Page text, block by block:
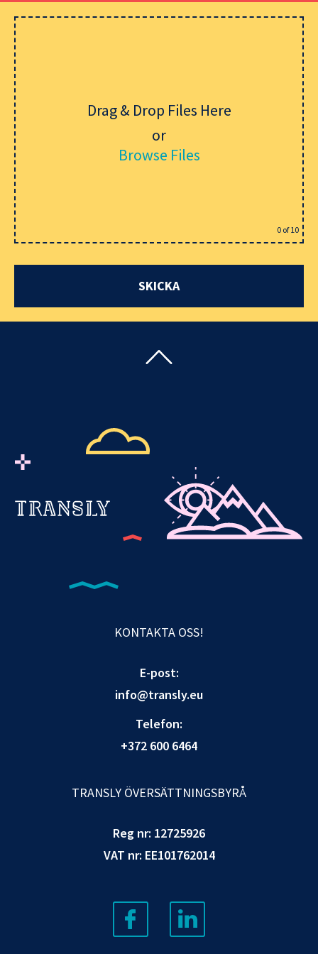
Drag & Drop Files Here
or
Browse Files
0 of 10
KONTAKTA OSS!
E-post:
info@transly.eu
Telefon:
+372 600 6464
TRANSLY ÖVERSÄTTNINGSBYRÅ
Reg nr: 12725926
VAT nr: EE101762014